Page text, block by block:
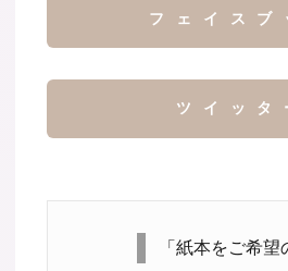
フェイスブ
ツイッタ
「紙本をご希望